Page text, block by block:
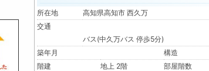
所在地
高知県高知市 西久万
交通
バス(中久万バス 停歩5分)
築年月
構造
階建
地上 2階
部屋階数